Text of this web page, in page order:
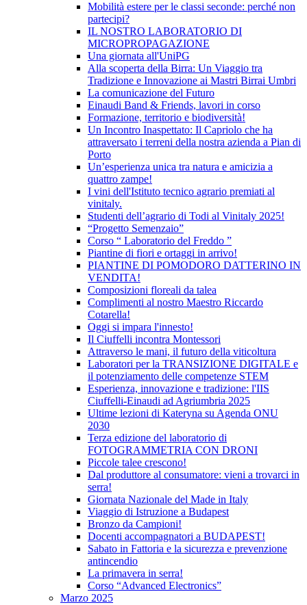
Mobilità estere per le classi seconde: perché non
partecipi?
IL NOSTRO LABORATORIO DI
MICROPROPAGAZIONE
Una giornata all'UniPG
Alla scoperta della Birra: Un Viaggio tra
Tradizione e Innovazione ai Mastri Birrai Umbri
La comunicazione del Futuro
Einaudi Band & Friends, lavori in corso
Formazione, territorio e biodiversità!
Un Incontro Inaspettato: Il Capriolo che ha
attraversato i terreni della nostra azienda a Pian di
Porto
Un’esperienza unica tra natura e amicizia a
quattro zampe!
I vini dell'Istituto tecnico agrario premiati al
vinitaly.
Studenti dell’agrario di Todi al Vinitaly 2025!
“Progetto Semenzaio”
Corso “ Laboratorio del Freddo ”
Piantine di fiori e ortaggi in arrivo!
PIANTINE DI POMODORO DATTERINO IN
VENDITA!
Composizioni floreali da talea
Complimenti al nostro Maestro Riccardo
Cotarella!
Oggi si impara l'innesto!
Il Ciuffelli incontra Montessori
Attraverso le mani, il futuro della viticoltura
Laboratori per la TRANSIZIONE DIGITALE e
il potenziamento delle competenze STEM
Esperienza, innovazione e tradizione: l'IIS
Ciuffelli-Einaudi ad Agriumbria 2025
Ultime lezioni di Kateryna su Agenda ONU
2030
Terza edizione del laboratorio di
FOTOGRAMMETRIA CON DRONI
Piccole talee crescono!
Dal produttore al consumatore: vieni a trovarci in
serra!
Giornata Nazionale del Made in Italy
Viaggio di Istruzione a Budapest
Bronzo da Campioni!
Docenti accompagnatori a BUDAPEST!
Sabato in Fattoria e la sicurezza e prevenzione
antincendio
La primavera in serra!
Corso “Advanced Electronics”
Marzo 2025